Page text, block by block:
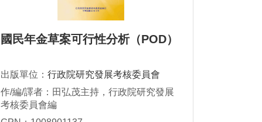
國民年金草案可行性分析（POD）
出版單位： 行政院研究發展考核委員會
作/編/譯者：田弘茂主持，行政院研究發展
考核委員會編